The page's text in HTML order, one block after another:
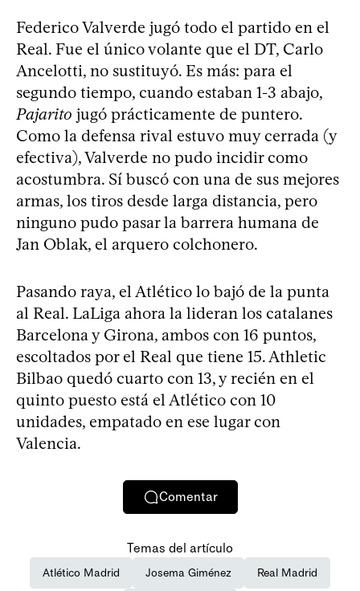
Federico Valverde jugó todo el partido en el
Real. Fue el único volante que el DT, Carlo
Ancelotti, no sustituyó. Es más: para el
segundo tiempo, cuando estaban 1-3 abajo,
Pajarito jugó prácticamente de puntero.
Como la defensa rival estuvo muy cerrada (y
efectiva), Valverde no pudo incidir como
acostumbra. Sí buscó con una de sus mejores
armas, los tiros desde larga distancia, pero
ninguno pudo pasar la barrera humana de
Jan Oblak, el arquero colchonero.
Pasando raya, el Atlético lo bajó de la punta
al Real. LaLiga ahora la lideran los catalanes
Barcelona y Girona, ambos con 16 puntos,
escoltados por el Real que tiene 15. Athletic
Bilbao quedó cuarto con 13, y recién en el
quinto puesto está el Atlético con 10
unidades, empatado en ese lugar con
Valencia.
Comentar
Temas del artículo
Atlético Madrid Josema Giménez Real Madrid